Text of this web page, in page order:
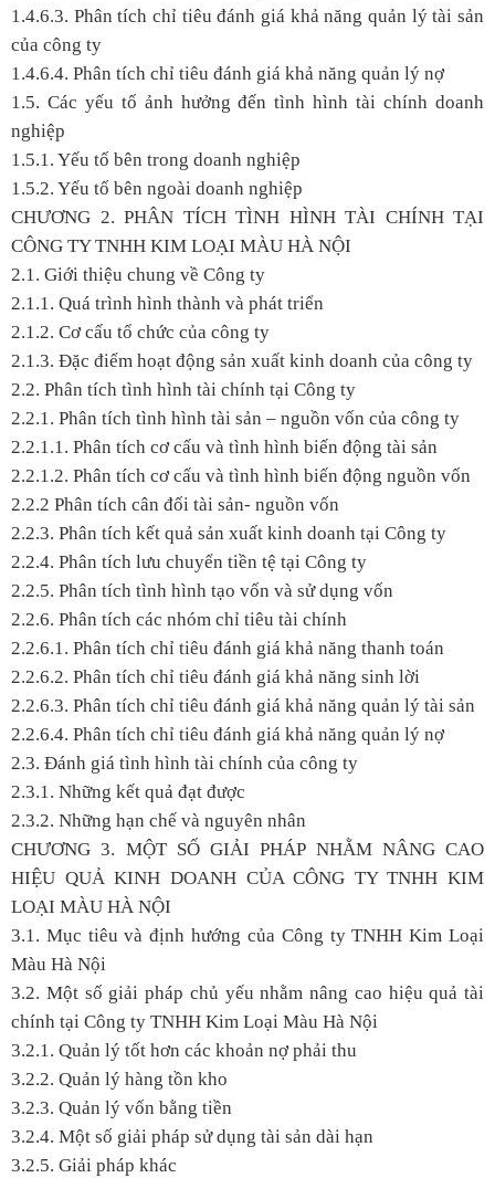
1.4.6.3. Phân tích chỉ tiêu đánh giá khả năng quản lý tài sản
của công ty
1.4.6.4. Phân tích chỉ tiêu đánh giá khả năng quản lý nợ
1.5. Các yếu tố ảnh hưởng đến tình hình tài chính doanh
nghiệp
1.5.1. Yếu tố bên trong doanh nghiệp
1.5.2. Yếu tố bên ngoài doanh nghiệp
CHƯƠNG 2. PHÂN TÍCH TÌNH HÌNH TÀI CHÍNH TẠI
CÔNG TY TNHH KIM LOẠI MÀU HÀ NỘI
2.1. Giới thiệu chung về Công ty
2.1.1. Quá trình hình thành và phát triển
2.1.2. Cơ cấu tổ chức của công ty
2.1.3. Đặc điểm hoạt động sản xuất kinh doanh của công ty
2.2. Phân tích tình hình tài chính tại Công ty
2.2.1. Phân tích tình hình tài sản – nguồn vốn của công ty
2.2.1.1. Phân tích cơ cấu và tình hình biến động tài sản
2.2.1.2. Phân tích cơ cấu và tình hình biến động nguồn vốn
2.2.2 Phân tích cân đối tài sản- nguồn vốn
2.2.3. Phân tích kết quả sản xuất kinh doanh tại Công ty
2.2.4. Phân tích lưu chuyển tiền tệ tại Công ty
2.2.5. Phân tích tình hình tạo vốn và sử dụng vốn
2.2.6. Phân tích các nhóm chỉ tiêu tài chính
2.2.6.1. Phân tích chỉ tiêu đánh giá khả năng thanh toán
2.2.6.2. Phân tích chỉ tiêu đánh giá khả năng sinh lời
2.2.6.3. Phân tích chỉ tiêu đánh giá khả năng quản lý tài sản
2.2.6.4. Phân tích chỉ tiêu đánh giá khả năng quản lý nợ
2.3. Đánh giá tình hình tài chính của công ty
2.3.1. Những kết quả đạt được
2.3.2. Những hạn chế và nguyên nhân
CHƯƠNG 3. MỘT SỐ GIẢI PHÁP NHẰM NÂNG CAO
HIỆU QUẢ KINH DOANH CỦA CÔNG TY TNHH KIM
LOẠI MÀU HÀ NỘI
3.1. Mục tiêu và định hướng của Công ty TNHH Kim Loại
Màu Hà Nội
3.2. Một số giải pháp chủ yếu nhằm nâng cao hiệu quả tài
chính tại Công ty TNHH Kim Loại Màu Hà Nội
3.2.1. Quản lý tốt hơn các khoản nợ phải thu
3.2.2. Quản lý hàng tồn kho
3.2.3. Quản lý vốn bằng tiền
3.2.4. Một số giải pháp sử dụng tài sản dài hạn
3.2.5. Giải pháp khác